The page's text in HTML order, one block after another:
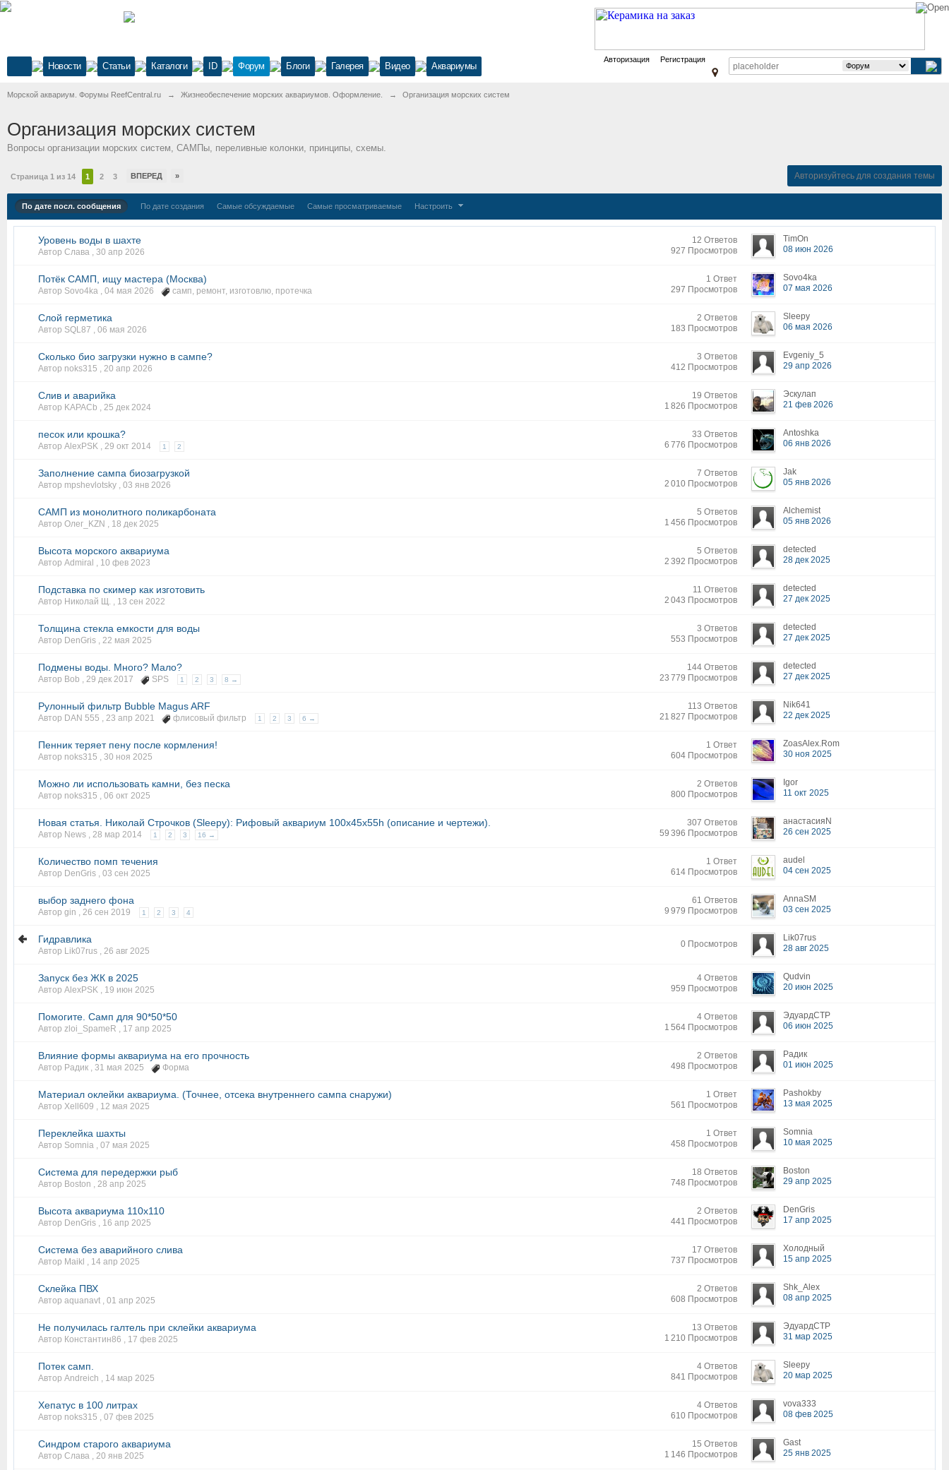
Новости Статьи Каталоги ID Форум Блоги Галерея Видео Аквариумы
Авторизация Регистрация
Морской аквариум. Форумы ReefCentral.ru → Жизнеобеспечение морских аквариумов. Оформление. → Организация морских систем
Организация морских систем
Вопросы организации морских систем, САМПы, переливные колонки, принципы, схемы.
Страница 1 из 14 1 2 3 ВПЕРЕД » Авторизуйтесь для создания темы
По дате посл. сообщения По дате создания Самые обсуждаемые Самые просматриваемые Настроить
Уровень воды в шахте
Автор Слава , 30 апр 2026
12 Ответов
927 Просмотров
TimOn
08 июн 2026
Потёк САМП, ищу мастера (Москва)
Автор Sovo4ka , 04 мая 2026 самп, ремонт, изготовлю, протечка
1 Ответ
297 Просмотров
Sovo4ka
07 мая 2026
Слой герметика
Автор SQL87 , 06 мая 2026
2 Ответов
183 Просмотров
Sleepy
06 мая 2026
Сколько био загрузки нужно в сампе?
Автор noks315 , 20 апр 2026
3 Ответов
412 Просмотров
Evgeniy_5
29 апр 2026
Слив и аварийка
Автор KAPACb , 25 дек 2024
19 Ответов
1 826 Просмотров
Эскулап
21 фев 2026
песок или крошка?
Автор AlexPSK , 29 окт 2014 1 2
33 Ответов
6 776 Просмотров
Antoshka
06 янв 2026
Заполнение сампа биозагрузкой
Автор mpshevlotsky , 03 янв 2026
7 Ответов
2 010 Просмотров
Jak
05 янв 2026
САМП из монолитного поликарбоната
Автор Олег_KZN , 18 дек 2025
5 Ответов
1 456 Просмотров
Alchemist
05 янв 2026
Высота морского аквариума
Автор Admiral , 10 фев 2023
5 Ответов
2 392 Просмотров
detected
28 дек 2025
Подставка по скимер как изготовить
Автор Николай Щ. , 13 сен 2022
11 Ответов
2 043 Просмотров
detected
27 дек 2025
Толщина стекла емкости для воды
Автор DenGris , 22 мая 2025
3 Ответов
553 Просмотров
detected
27 дек 2025
Подмены воды. Много? Мало?
Автор Bob , 29 дек 2017 SPS 1 2 3 8 →
144 Ответов
23 779 Просмотров
detected
27 дек 2025
Рулонный фильтр Bubble Magus ARF
Автор DAN 555 , 23 апр 2021 флисовый фильтр 1 2 3 6 →
113 Ответов
21 827 Просмотров
Nik641
22 дек 2025
Пенник теряет пену после кормления!
Автор noks315 , 30 ноя 2025
1 Ответ
604 Просмотров
ZoasAlex.Rom
30 ноя 2025
Можно ли использовать камни, без песка
Автор noks315 , 06 окт 2025
2 Ответов
800 Просмотров
Igor
11 окт 2025
Новая статья. Николай Строчков (Sleepy): Рифовый аквариум 100х45х55h (описание и чертежи).
Автор News , 28 мар 2014 1 2 3 16 →
307 Ответов
59 396 Просмотров
анастасияN
26 сен 2025
Количество помп течения
Автор DenGris , 03 сен 2025
1 Ответ
614 Просмотров
audel
04 сен 2025
выбор заднего фона
Автор gin , 26 сен 2019 1 2 3 4
61 Ответов
9 979 Просмотров
AnnaSM
03 сен 2025
Гидравлика
Автор Lik07rus , 26 авг 2025
0 Просмотров
Lik07rus
28 авг 2025
Запуск без ЖК в 2025
Автор AlexPSK , 19 июн 2025
4 Ответов
959 Просмотров
Qudvin
20 июн 2025
Помогите. Самп для 90*50*50
Автор zloi_SpameR , 17 апр 2025
4 Ответов
1 564 Просмотров
ЭдуардСТР
06 июн 2025
Влияние формы аквариума на его прочность
Автор Радик , 31 мая 2025 Форма
2 Ответов
498 Просмотров
Радик
01 июн 2025
Материал оклейки аквариума. (Точнее, отсека внутреннего сампа снаружи)
Автор Xell609 , 12 мая 2025
1 Ответ
561 Просмотров
Pashokby
13 мая 2025
Переклейка шахты
Автор Somnia , 07 мая 2025
1 Ответ
458 Просмотров
Somnia
10 мая 2025
Система для передержки рыб
Автор Boston , 28 апр 2025
18 Ответов
748 Просмотров
Boston
29 апр 2025
Высота аквариума 110х110
Автор DenGris , 16 апр 2025
2 Ответов
441 Просмотров
DenGris
17 апр 2025
Система без аварийного слива
Автор Maikl , 14 апр 2025
17 Ответов
737 Просмотров
Холодный
15 апр 2025
Склейка ПВХ
Автор aquanavt , 01 апр 2025
2 Ответов
608 Просмотров
Shk_Alex
08 апр 2025
Не получилась галтель при склейки аквариума
Автор Константин86 , 17 фев 2025
13 Ответов
1 210 Просмотров
ЭдуардСТР
31 мар 2025
Потек самп.
Автор Andreich , 14 мар 2025
4 Ответов
841 Просмотров
Sleepy
20 мар 2025
Хепатус в 100 литрах
Автор noks315 , 07 фев 2025
4 Ответов
610 Просмотров
vova333
08 фев 2025
Синдром старого аквариума
Автор Слава , 20 янв 2025
15 Ответов
1 146 Просмотров
Gast
25 янв 2025